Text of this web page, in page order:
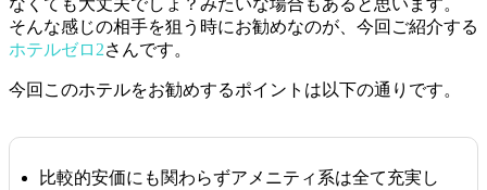
なくても大丈夫でしょ？みたいな場合もあると思います。
そんな感じの相手を狙う時にお勧めなのが、今回ご紹介する
ホテルゼロ2さんです。
今回このホテルをお勧めするポイントは以下の通りです。
比較的安価にも関わらずアメニティ系は全て充実し